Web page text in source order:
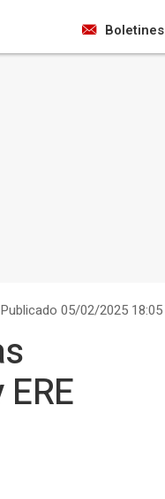
Boletines
Publicado 05/02/2025 18:05